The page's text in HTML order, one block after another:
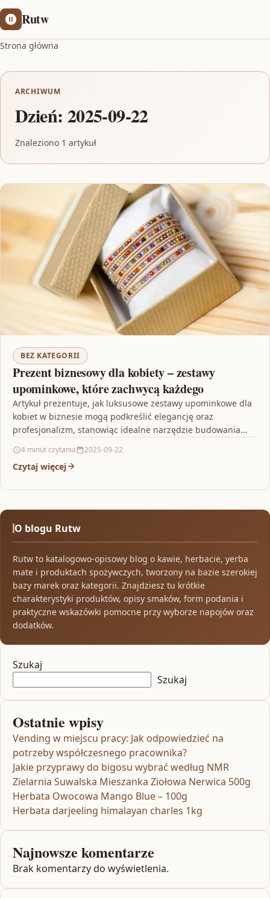
Rutw
Strona główna
ARCHIWUM
Dzień: 2025-09-22
Znaleziono 1 artykuł
BEZ KATEGORII
Prezent biznesowy dla kobiety – zestawy
upominkowe, które zachwycą każdego
Artykuł prezentuje, jak luksusowe zestawy upominkowe dla
kobiet w biznesie mogą podkreślić elegancję oraz
profesjonalizm, stanowiąc idealne narzędzie budowania
4 minut czytania 2025-09-22
Czytaj więcej
O blogu Rutw
Rutw to katalogowo-opisowy blog o kawie, herbacie, yerba
mate i produktach spożywczych, tworzony na bazie szerokiej
bazy marek oraz kategorii. Znajdziesz tu krótkie
charakterystyki produktów, opisy smaków, form podania i
praktyczne wskazówki pomocne przy wyborze napojów oraz
dodatków.
Szukaj
Szukaj
Ostatnie wpisy
Vending w miejscu pracy: Jak odpowiedzieć na
potrzeby współczesnego pracownika?
Jakie przyprawy do bigosu wybrać według NMR
Zielarnia Suwalska Mieszanka Ziołowa Nerwica 500g
Herbata Owocowa Mango Blue – 100g
Herbata darjeeling himalayan charles 1kg
Najnowsze komentarze
Brak komentarzy do wyświetlenia.